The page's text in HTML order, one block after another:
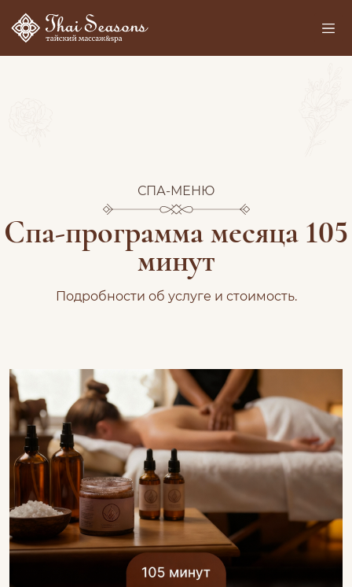
СПА-МЕНЮ
Спа-программа месяца 105
минут
Подробности об услуге и стоимость.